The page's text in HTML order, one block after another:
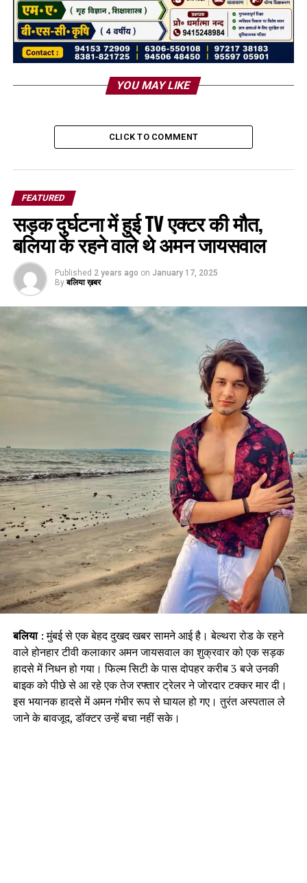
YOU MAY LIKE
CLICK TO COMMENT
FEATURED
सड़क दुर्घटना में हुई TV एक्टर की मौत,
बलिया के रहने वाले थे अमन जायसवाल
Published 2 years ago on January 17, 2025
By बलिया ख़बर
बलिया: मुंबई से एक बेहद दुखद खबर सामने आई है। बेल्थरा रोड के रहने
वाले होनहार टीवी कलाकार अमन जायसवाल का शुक्रवार को एक सड़क
हादसे में निधन हो गया। फिल्म सिटी के पास दोपहर करीब 3 बजे उनकी
बाइक को पीछे से आ रहे एक तेज रफ्तार ट्रेलर ने जोरदार टक्कर मार दी।
इस भयानक हादसे में अमन गंभीर रूप से घायल हो गए। तुरंत अस्पताल ले
जाने के बावजूद, डॉक्टर उन्हें बचा नहीं सके।